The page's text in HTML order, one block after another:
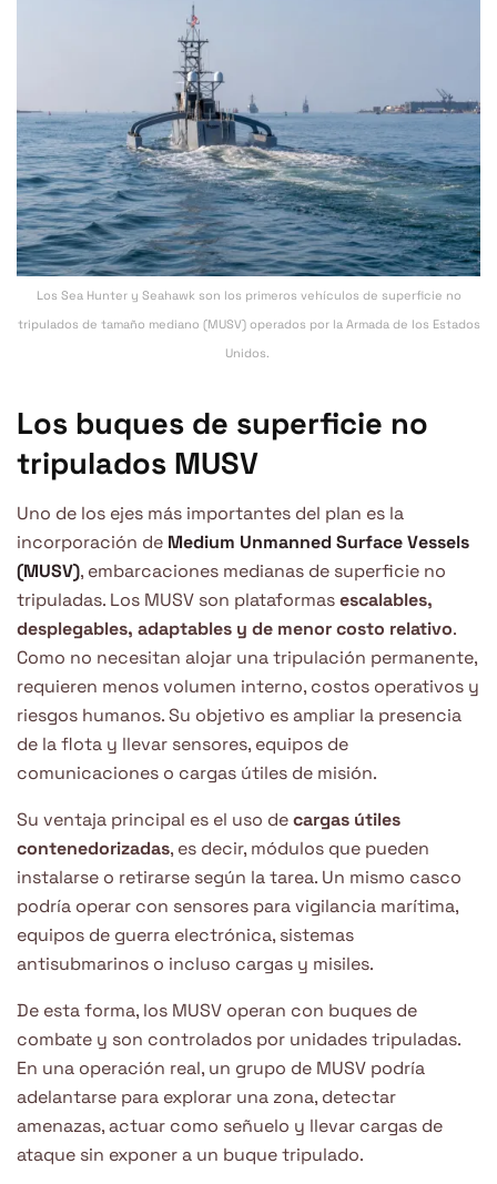
Los Sea Hunter y Seahawk son los primeros vehículos de superficie no
tripulados de tamaño mediano (MUSV) operados por la Armada de los Estados
Unidos.
Los buques de superficie no
tripulados MUSV
Uno de los ejes más importantes del plan es la
incorporación de Medium Unmanned Surface Vessels
(MUSV), embarcaciones medianas de superficie no
tripuladas. Los MUSV son plataformasescalables,
desplegables, adaptables y de menor costo relativo.
Como no necesitan alojar una tripulación permanente,
requieren menos volumen interno, costos operativos y
riesgos humanos. Su objetivo es ampliar la presencia
de la flota y llevar sensores, equipos de
comunicaciones o cargas útiles de misión.
Su ventaja principal es el uso decargas útiles
contenedorizadas, es decir, módulos que pueden
instalarse o retirarse según la tarea. Un mismo casco
podría operar con sensores para vigilancia marítima,
equipos de guerra electrónica, sistemas
antisubmarinos o incluso cargas y misiles.
De esta forma, los MUSV operan con buques de
combate y son controlados por unidades tripuladas.
En una operación real, un grupo de MUSV podría
adelantarse para explorar una zona, detectar
amenazas, actuar como señuelo y llevar cargas de
ataque sin exponer a un buque tripulado.